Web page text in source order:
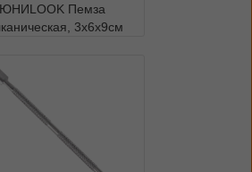
ЮНИLOOK Пемза
3х6х9см